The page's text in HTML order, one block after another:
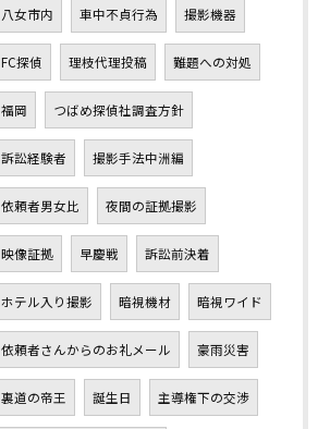
八女市内 車中不貞行為 撮影機器
FC探偵 理枝代理投稿 難題への対処
福岡 つばめ探偵社調査方針
訴訟経験者 撮影手法中洲編
依頼者男女比 夜間の証拠撮影
映像証拠 早慶戦 訴訟前決着
ホテル入り撮影 暗視機材 暗視ワイド
依頼者さんからのお礼メール 豪雨災害
裏道の帝王 誕生日 主導権下の交渉